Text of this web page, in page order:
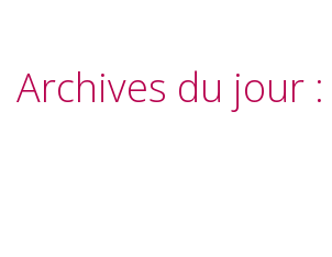
Archives du jour :